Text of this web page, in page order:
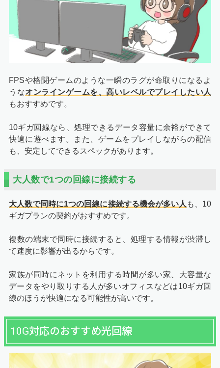
FPSや格闘ゲームのような一瞬のラグが命取りになるよ
うなオンラインゲームを、高いレベルでプレイしたい人
もおすすめです。
10ギガ回線なら、処理できるデータ容量に余裕ができて
快適に遊べます。また、ゲームをプレイしながらの配信
も、安定してできるスペックがあります。
大人数で1つの回線に接続する
大人数で同時に1つの回線に接続する機会が多い人 も、10
ギガプランの契約がおすすめです。
複数の端末で同時に接続すると、処理する情報が渋滞し
て速度に影響が出るからです。
家族が同時にネットを利用する時間が多い家、大容量な
データをやり取りする人が多いオフィスなどは10ギガ回
線のほうが快適になる可能性が高いです。
10G対応のおすすめ光回線